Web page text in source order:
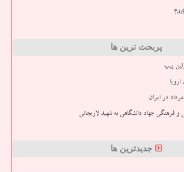
پربحث ترین ها
پیپ
در ایران
فرهنگی جهاد دانشگاهی به شهید لاریجانی
جدیدترین ها